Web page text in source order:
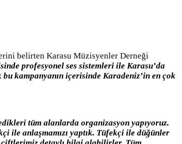
belirten Karasu Müzisyenler Derneği
profesyonel ses sistemleri ile Karasu’da
kampanyanın içerisinde Karadeniz’in en çok
tüm alanlarda organizasyon yapıyoruz.
ile anlaşmamızı yaptık. Tüfekçi ile düğünler